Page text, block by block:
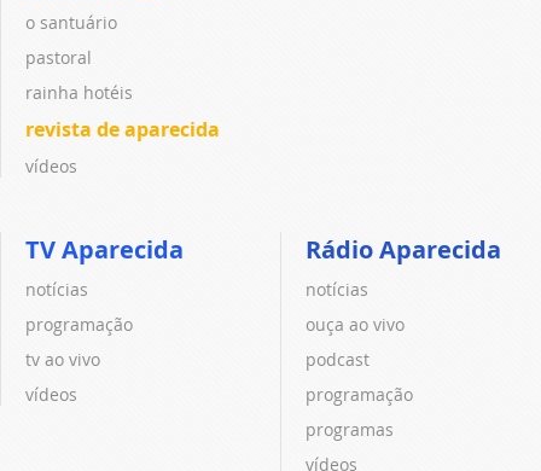
o santuário
pastoral
rainha hotéis
revista de aparecida
vídeos
TV Aparecida
notícias
programação
tv ao vivo
vídeos
Rádio Aparecida
notícias
ouça ao vivo
podcast
programação
programas
vídeos